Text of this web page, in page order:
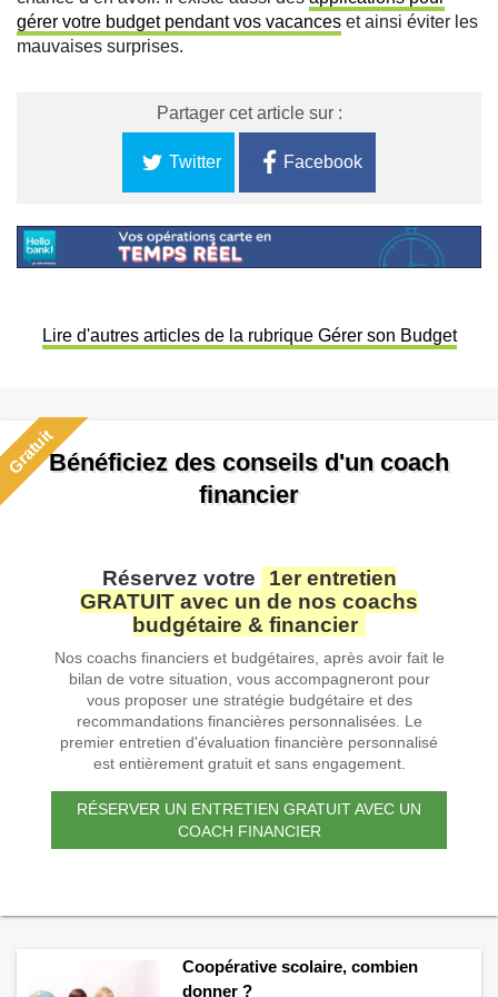
gérer votre budget pendant vos vacances et ainsi éviter les
mauvaises surprises.
Partager cet article sur :
Twitter Facebook
Lire d'autres articles de la rubrique Gérer son Budget
GratuitBénéficiez des conseils d'un coach
financier
Réservez votre
1er entretien
GRATUIT avec un de nos coachs
budgétaire & financier
Nos coachs financiers et budgétaires, après avoir fait le
bilan de votre situation, vous accompagneront pour
vous proposer une stratégie budgétaire et des
recommandations financières personnalisées. Le
premier entretien d'évaluation financière personnalisé
est entièrement gratuit et sans engagement.
RÉSERVER UN ENTRETIEN GRATUIT AVEC UN
COACH FINANCIER
Coopérative scolaire, combien
donner ?